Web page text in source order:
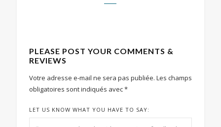
PLEASE POST YOUR COMMENTS &
REVIEWS
Votre adresse e-mail ne sera pas publiée. Les champs
obligatoires sont indiqués avec*
LET US KNOW WHAT YOU HAVE TO SAY: